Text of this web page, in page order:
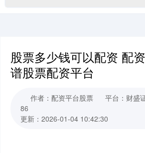
股票多少钱可以配资 配
谱股票配资平台
作者：配资平台股票 平台：财盛
86
更新：2026-01-04 10:42:30